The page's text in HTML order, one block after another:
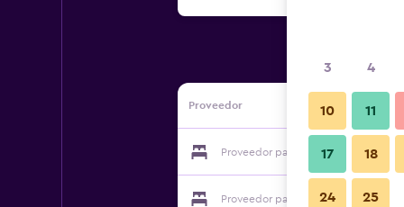
Proveedor
Proveedor para Agriturismo Terra Del
Proveedor para Agriturismo Terra Del
3 4
10 11
17 18
24 25